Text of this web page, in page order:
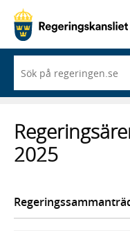
du
börjar
skriva
framträder
en
lista
2025